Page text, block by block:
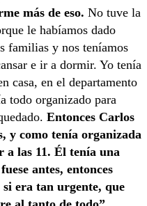
más de eso. No tuve la
le habíamos dado
familias y nos teníamos
e ir a dormir. Yo tenía
casa, en el departamento
todo organizado para
Entonces Carlos
y como tenía organizada
a las 11. Él tenía una
antes, entonces
era tan urgente, que